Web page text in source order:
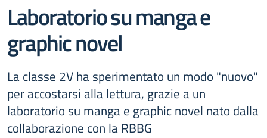
Laboratorio su manga e
graphic novel
La classe 2V ha sperimentato un modo "nuovo"
per accostarsi alla lettura, grazie a un
laboratorio su manga e graphic novel nato dalla
collaborazione con la RBBG